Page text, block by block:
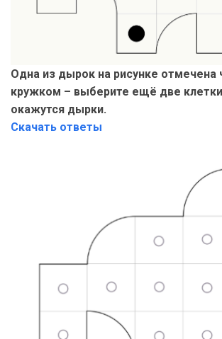
Одна из дырок на рисунке отмечена
кружком – выберите ещё две
окажутся дырки.
Скачать ответы